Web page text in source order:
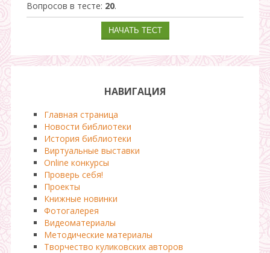
Вопросов в тесте: 20.
НАВИГАЦИЯ
Главная страница
Новости библиотеки
История библиотеки
Виртуальные выставки
Online конкурсы
Проверь себя!
Проекты
Книжные новинки
Фотогалерея
Видеоматериалы
Методические материалы
Творчество куликовских авторов